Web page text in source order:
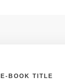
E-BOOK TITLE